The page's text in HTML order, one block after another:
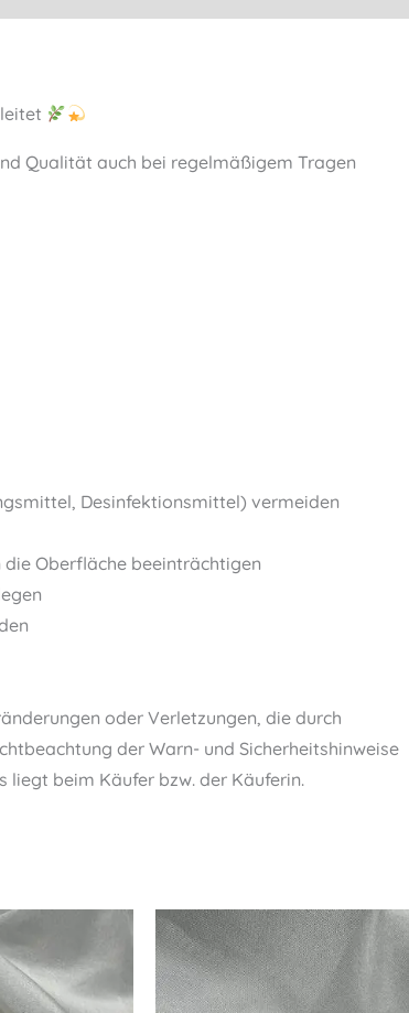
Qualität auch bei regelmäßigem Tragen
Desinfektionsmittel) vermeiden
Oberfläche beeinträchtigen
oder Verletzungen, die durch
der Warn- und Sicherheitshinweise
beim Käufer bzw. der Käuferin.